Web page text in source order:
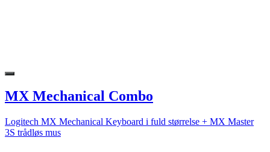
MX Mechanical Combo
Logitech MX Mechanical Keyboard i fuld størrelse + MX Master
3S trådløs mus